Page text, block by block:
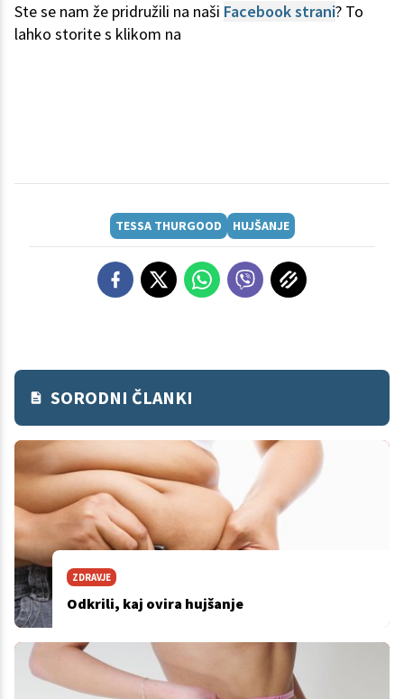
Ste se nam že pridružili na naši Facebook strani? To
lahko storite s klikom na
TESSA THURGOOD HUJŠANJE
SORODNI ČLANKI
ZDRAVJE
Odkrili, kaj ovira hujšanje